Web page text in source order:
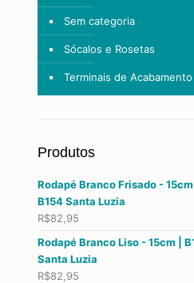
Sem categoria
Sócalos e Rosetas
Terminais de Acabamento
Produtos
Rodapé Branco Frisado - 15cm |
B154 Santa Luzia
R$82,95
Rodapé Branco Liso - 15cm |
Santa Luzia
R$82,95